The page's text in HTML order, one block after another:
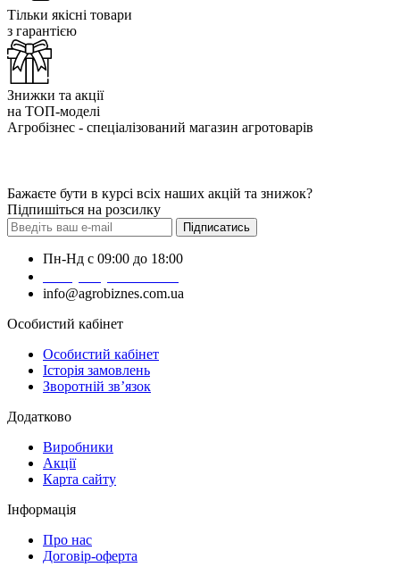
Тільки якісні товари
з гарантією
Знижки та акції
на ТОП-моделі
Агробізнес - спеціалізований магазин агротоварів
Бажаєте бути в курсі всіх наших акцій та знижок?
Підпишіться на розсилку
Підписатись
Пн-Нд с 09:00 до 18:00
info@agrobiznes.com.ua
Особистий кабінет
Особистий кабінет
Історія замовлень
Зворотній зв’язок
Додатково
Виробники
Акції
Карта сайту
Інформація
Про нас
Договір-оферта